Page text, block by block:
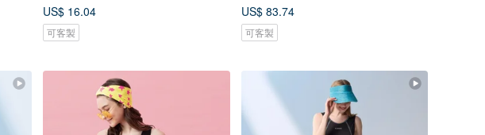
US$ 16.04
可客製
US$ 83.74
可客製